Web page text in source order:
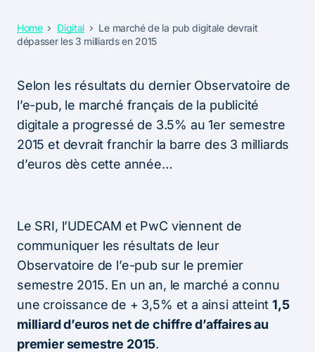
Home Digital
Le marché de la pub digitale devrait
dépasser les 3 milliards en 2015
Selon les résultats du dernier Observatoire de
l’e-pub, le marché français de la publicité
digitale a progressé de 3.5% au 1er semestre
2015 et devrait franchir la barre des 3 milliards
d’euros dès cette année…
Le SRI, l’UDECAM et PwC viennent de
communiquer les résultats de leur
Observatoire de l’e-pub sur le premier
semestre 2015. En un an, le marché a connu
une croissance de + 3,5% et a ainsi atteint1,5
milliard d’euros net de chiffre d’affaires au
premier semestre 2015.